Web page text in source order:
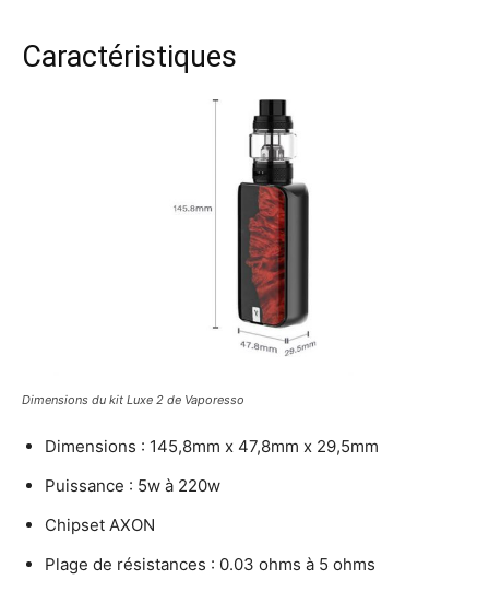
Caractéristiques
Dimensions du kit Luxe 2 de Vaporesso
Dimensions : 145,8mm x 47,8mm x 29,5mm
Puissance : 5w à 220w
Chipset AXON
Plage de résistances : 0.03 ohms à 5 ohms